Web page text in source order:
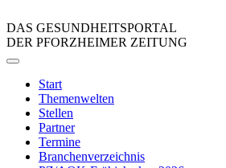
DAS GESUNDHEITSPORTAL
DER PFORZHEIMER ZEITUNG
Start
Themenwelten
Stellen
Partner
Termine
Branchenverzeichnis